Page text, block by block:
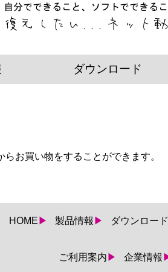
ダウンロード
お買い物をすることができます。
HOME 製品情報 ダウンロード
ご利用案内 企業情報